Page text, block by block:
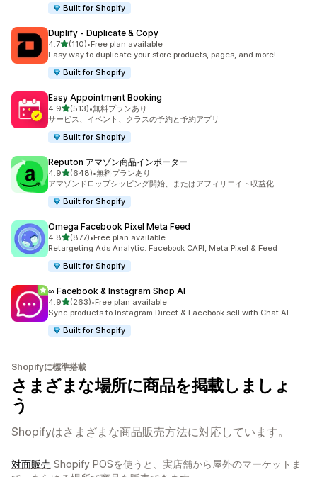
Built for Shopify
Duplify ‑ Duplicate & Copy
4.75つ星中
(110)
合計レビュー数：110件
•Free plan available
Easy way to duplicate your store products, pages, and more!
Built for Shopify
Easy Appointment Booking
4.95つ星中
(513)
合計レビュー数：513件
•無料プランあり
サービス、イベント、クラスの予約と予約アプリ
Built for Shopify
Reputon アマゾン商品インポーター
4.95つ星中
(648)
合計レビュー数：648件
•無料プランあり
アマゾンドロップシッピング開始、またはアフィリエイト収益化
Built for Shopify
Omega Facebook Pixel Meta Feed
4.85つ星中
(877)
合計レビュー数：877件
•Free plan available
Retargeting Ads Analytic: Facebook CAPI, Meta Pixel & Feed
Built for Shopify
∞ Facebook & Instagram Shop AI
4.95つ星中
(263)
合計レビュー数：263件
•Free plan available
Sync products to Instagram Direct & Facebook sell with Chat AI
Built for Shopify
Shopifyに標準搭載
さまざまな場所に商品を掲載しましょ
う
Shopifyはさまざまな商品販売方法に対応しています。
対面販売 Shopify POSを使うと、実店舗から屋外のマーケットま